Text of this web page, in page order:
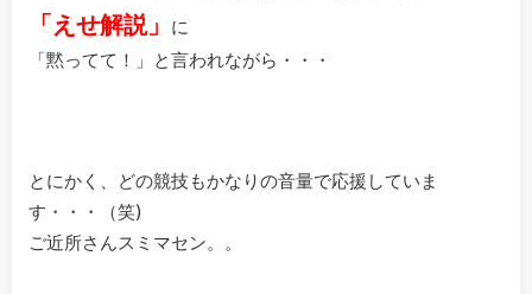
「えせ解説」
に
「黙ってて！」と言われながら・・・
とにかく、どの競技もかなりの音量で応援していま
す・・・（笑)
ご近所さんスミマセン。。